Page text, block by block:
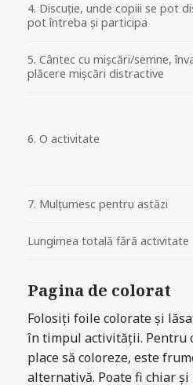
4. Discuție, unde copiii se pot
pot întreba și participa
5. Cântec cu mișcări/semne,
plăcere mișcări distractive
6. O activitate
7. Mulțumesc pentru astăzi
Lungimea totală fără activitate
Pagina de colorat
Folosiți foile colorate și
în timpul activității. Pentru
place să coloreze, este
alternativă. Poate fi chiar